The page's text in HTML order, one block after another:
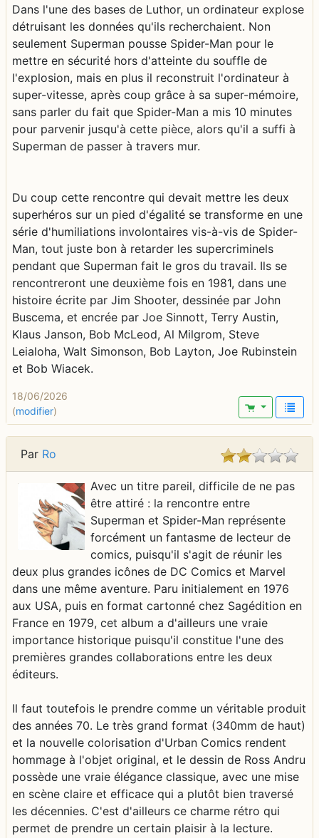
Dans l'une des bases de Luthor, un ordinateur explose
détruisant les données qu'ils recherchaient. Non
seulement Superman pousse Spider-Man pour le
mettre en sécurité hors d'atteinte du souffle de
l'explosion, mais en plus il reconstruit l'ordinateur à
super-vitesse, après coup grâce à sa super-mémoire,
sans parler du fait que Spider-Man a mis 10 minutes
pour parvenir jusqu'à cette pièce, alors qu'il a suffi à
Superman de passer à travers mur.
Du coup cette rencontre qui devait mettre les deux
superhéros sur un pied d'égalité se transforme en une
série d'humiliations involontaires vis-à-vis de Spider-
Man, tout juste bon à retarder les supercriminels
pendant que Superman fait le gros du travail. Ils se
rencontreront une deuxième fois en 1981, dans une
histoire écrite par Jim Shooter, dessinée par John
Buscema, et encrée par Joe Sinnott, Terry Austin,
Klaus Janson, Bob McLeod, Al Milgrom, Steve
Leialoha, Walt Simonson, Bob Layton, Joe Rubinstein
et Bob Wiacek.
18/06/2026
(modifier)
Par Ro
Avec un titre pareil, difficile de ne pas
être attiré : la rencontre entre
Superman et Spider-Man représente
forcément un fantasme de lecteur de
comics, puisqu'il s'agit de réunir les
deux plus grandes icônes de DC Comics et Marvel
dans une même aventure. Paru initialement en 1976
aux USA, puis en format cartonné chez Sagédition en
France en 1979, cet album a d'ailleurs une vraie
importance historique puisqu'il constitue l'une des
premières grandes collaborations entre les deux
éditeurs.
Il faut toutefois le prendre comme un véritable produit
des années 70. Le très grand format (340mm de haut)
et la nouvelle colorisation d'Urban Comics rendent
hommage à l'objet original, et le dessin de Ross Andru
possède une vraie élégance classique, avec une mise
en scène claire et efficace qui a plutôt bien traversé
les décennies. C'est d'ailleurs ce charme rétro qui
permet de prendre un certain plaisir à la lecture.